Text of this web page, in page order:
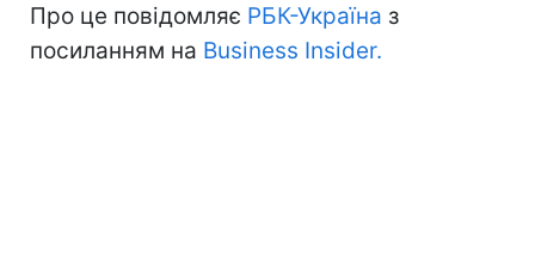
Про це повідомляє РБК-Україна з
посиланням на Business Insider.